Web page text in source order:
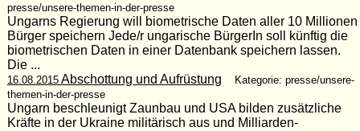
presse/unsere-themen-in-der-presse
Ungarns Regierung will biometrische Daten aller 10 Millionen
Bürger speichern Jede/r ungarische BürgerIn soll künftig die
biometrischen Daten in einer Datenbank speichern lassen.
Die ...
16.08.2015Abschottung und Aufrüstung
Kategorie: presse/unsere-
themen-in-der-presse
Ungarn beschleunigt Zaunbau und USA bilden zusätzliche
Kräfte in der Ukraine militärisch aus und Milliarden-